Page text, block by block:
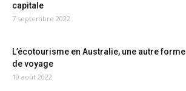
capitale
7 septembre 2022
L’écotourisme en Australie, une autre forme
de voyage
10 août 2022